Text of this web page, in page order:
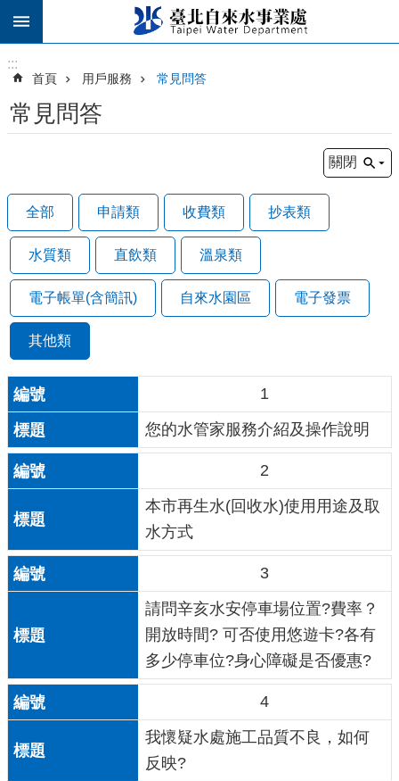
跳到主要內容區塊
:::
首頁 用戶服務 常見問答
常見問答
關閉
全部 申請類 收費類 抄表類
水質類 直飲類 溫泉類
電子帳單(含簡訊) 自來水園區 電子發票
其他類
1
您的水管家服務介紹及操作說明
2
本市再生水(回收水)使用用途及取
水方式
3
請問辛亥水安停車場位置?費率？
開放時間? 可否使用悠遊卡?各有
多少停車位?身心障礙是否優惠?
4
我懷疑水處施工品質不良，如何
反映?